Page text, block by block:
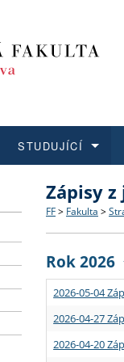
Struktura
Strategie
Podpora
Co
Učitelské
STUDUJÍCÍ
Rigorózní
O vědě a
Granty a
Aktuální
Zápisy
FF > Fakulta >
Rok 2026
2026-05-04
2026-04-27
2026-04-20